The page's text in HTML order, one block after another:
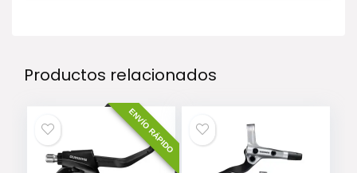
Productos relacionados
ENVÍO RÁPIDO